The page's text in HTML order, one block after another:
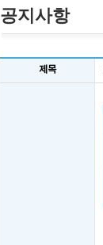
공지사항
제목